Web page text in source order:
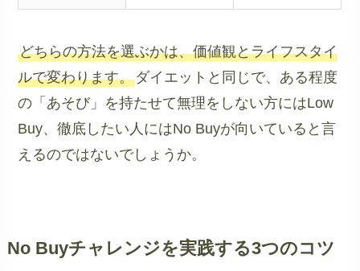
どちらの方法を選ぶかは、価値観とライフスタイ
ルで変わります。ダイエットと同じで、ある程度
の「あそび」を持たせて無理をしない方にはLow
Buy、徹底したい人にはNo Buyが向いていると言
えるのではないでしょうか。
No Buyチャレンジを実践する3つのコツ